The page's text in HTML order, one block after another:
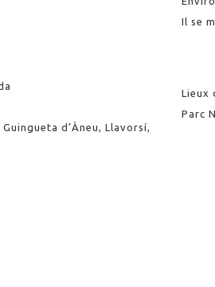
d’Àneu, Llavorsí,
Il se
Lieux
Parc